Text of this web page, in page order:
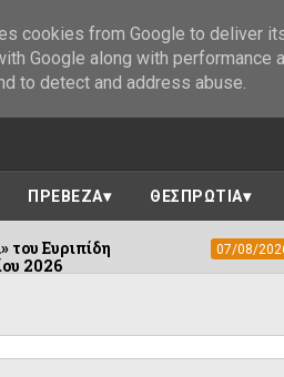
ΠΡΕΒΕΖΑ ΘΕΣΠΡΩΤΙΑ
07/08/2026 Τσίμαρης
cookies from Google to deliver
Google along with
to detect and address abuse.